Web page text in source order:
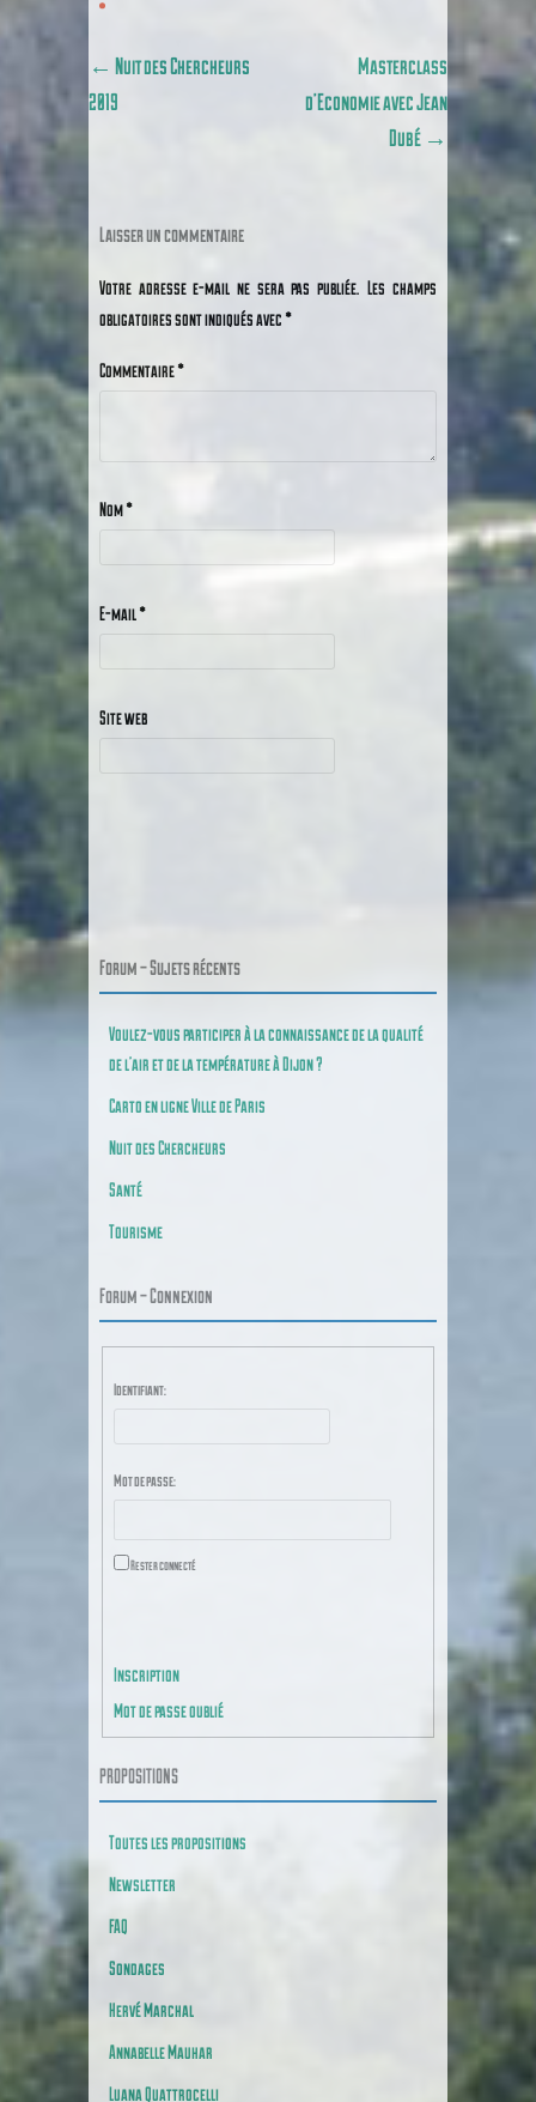
Poster navigation
← Nuit des Chercheurs
2019
Masterclass
d’Economie avec Jean
Dubé →
Laisser un commentaire
Votre adresse e-mail ne sera pas publiée. Les champs
obligatoires sont indiqués avec *
Commentaire*
Nom*
E-mail*
Site web
Forum – Sujets récents
Voulez-vous participer à la connaissance de la qualité
de l’air et de la température à Dijon ?
Carto en ligne Ville de Paris
Nuit des Chercheurs
Santé
Tourisme
Forum – Connexion
Identifiant:
Mot de passe:
Rester connecté
Inscription
Mot de passe oublié
PROPOSITIONS
Toutes les propositions
Newsletter
FAQ
Sondages
Hervé Marchal
Annabelle Mauhar
Luana Quattrocelli